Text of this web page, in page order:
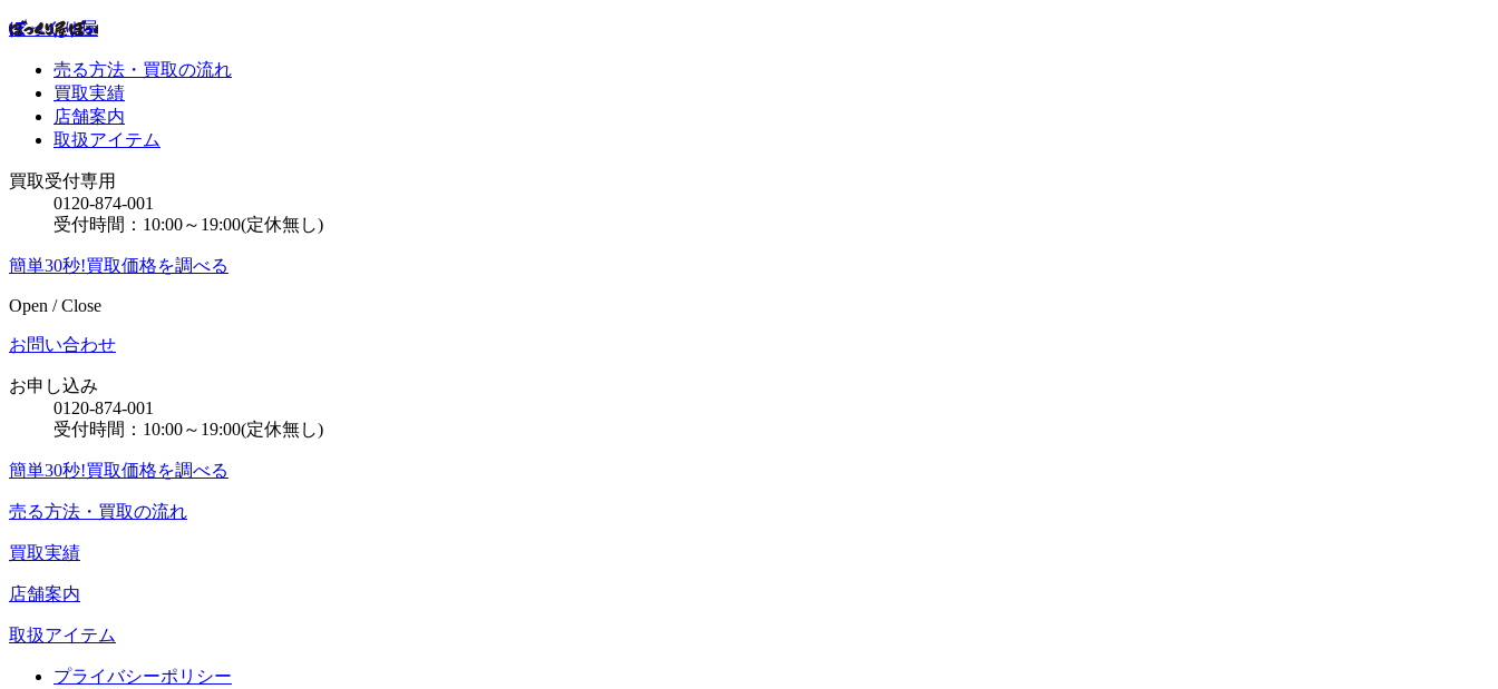
ぼっくり屋
売る方法・買取の流れ
買取実績
店舗案内
取扱アイテム
買取受付専用
0120-874-001
受付時間：10:00～19:00(定休無し)
簡単30秒!買取価格を調べる
Open / Close
お問い合わせ
お申し込み
0120-874-001
受付時間：10:00～19:00(定休無し)
簡単30秒!買取価格を調べる
売る方法・買取の流れ
買取実績
店舗案内
取扱アイテム
プライバシーポリシー